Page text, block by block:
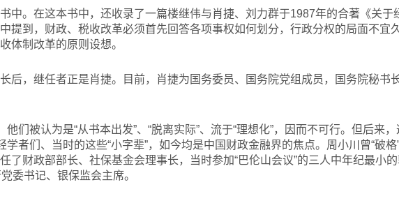
中。在这本书中，还收录了一篇楼继伟与肖捷、刘力群于1987年的合著《关于
提到，财政、税收改革必须首先回答各项事权如何划分，行政分权的局面不宜
体制改革的原则设想。
后，继任者正是肖捷。目前，肖捷为国务委员、国务院党组成员，国务院秘书
他们被认为是“从书本出发”、“脱离实际”、流于“理想化”，因而不可行。但后来
学者们、当时的这些“小字辈”，如今均是中国财政金融界的焦点。周小川曾“破格
了财政部部长、社保基金会理事长，当时参加“巴伦山会议”的三人中年纪最小
委书记、银保监会主席。